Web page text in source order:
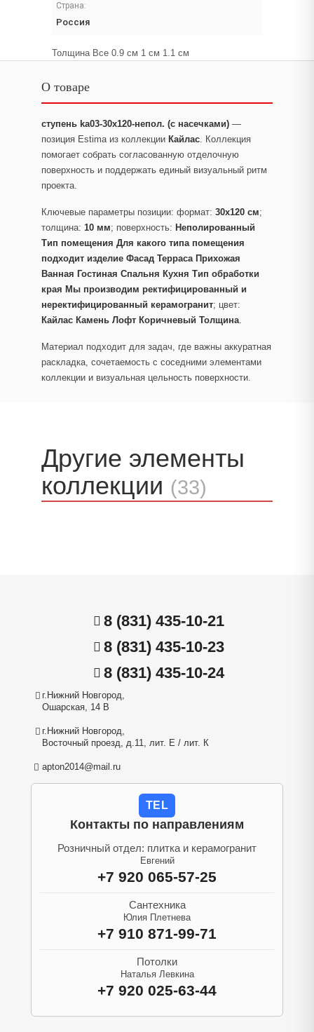
Страна:
Россия
Толщина Все 0.9 см 1 см 1.1 см
О товаре
ступень ka03-30x120-непол. (с насечками) —
позиция Estima из коллекции Кайлас. Коллекция
помогает собрать согласованную отделочную
поверхность и поддержать единый визуальный ритм
проекта.
Ключевые параметры позиции: формат: 30x120 см;
толщина: 10 мм; поверхность: Неполированный
Тип помещения Для какого типа помещения
подходит изделие Фасад Терраса Прихожая
Ванная Гостиная Спальня Кухня Тип обработки
края Мы производим ректифицированный и
неректифицированный керамогранит; цвет:
Кайлас Камень Лофт Коричневый Толщина.
Материал подходит для задач, где важны аккуратная
раскладка, сочетаемость с соседними элементами
коллекции и визуальная цельность поверхности.
Другие элементы
коллекции (33)
8 (831) 435-10-21
8 (831) 435-10-23
8 (831) 435-10-24
г.Нижний Новгород,
Ошарская, 14 В
г.Нижний Новгород,
Восточный проезд, д.11, лит. Е / лит. К
apton2014@mail.ru
TEL
Контакты по направлениям
Розничный отдел: плитка и керамогранит
Евгений
+7 920 065-57-25
Сантехника
Юлия Плетнева
+7 910 871-99-71
Потолки
Наталья Левкина
+7 920 025-63-44